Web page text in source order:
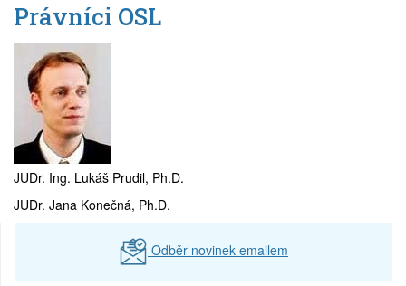
Právníci OSL
JUDr. Ing. Lukáš Prudil, Ph.D.
JUDr. Jana Konečná, Ph.D.
Odběr novinek emailem